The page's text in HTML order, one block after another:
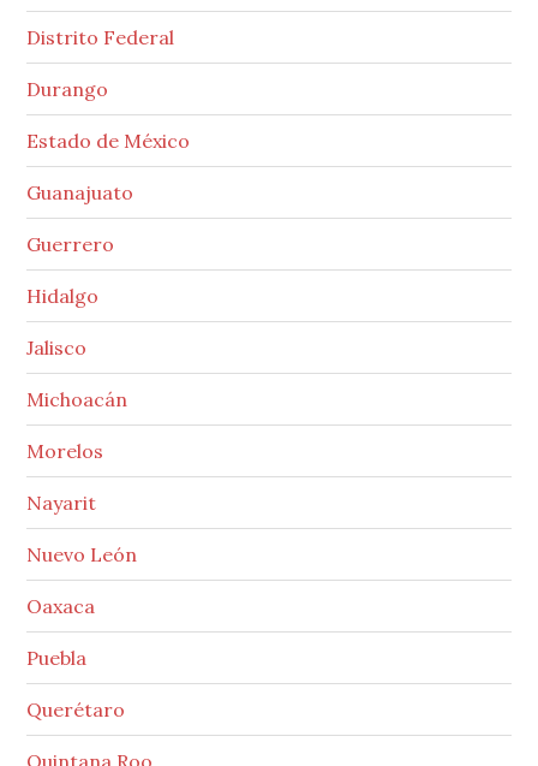
Distrito Federal
Durango
Estado de México
Guanajuato
Guerrero
Hidalgo
Jalisco
Michoacán
Morelos
Nayarit
Nuevo León
Oaxaca
Puebla
Querétaro
Quintana Roo